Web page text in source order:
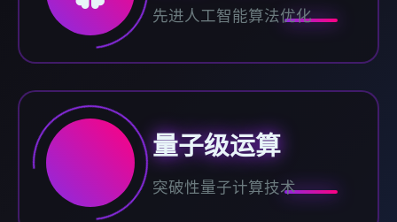
先进人工智能算法优化
量子级运算
突破性量子计算技术